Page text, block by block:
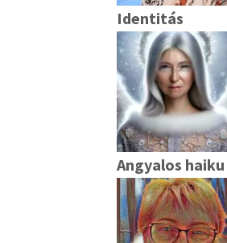
Identitás
Angyalos haiku